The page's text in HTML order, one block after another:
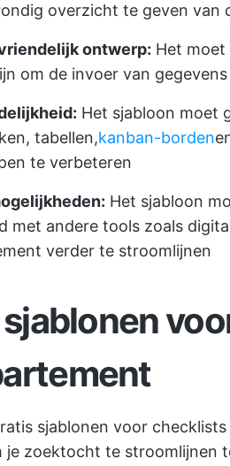
overzicht te geven van
ontwerp: Het moet
om de invoer van
Het sjabloon moet
tabellen,kanban-borden
te verbeteren
Het sjabloon
met andere tools zoals
verder te stroomlijnen
sjablonen voor
je zoektocht te stroomlijnen